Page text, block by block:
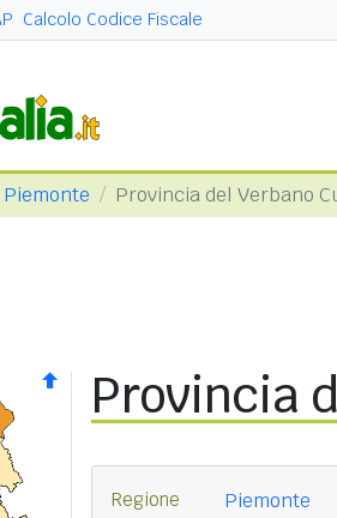
Calcolo Codice Fiscale
Piemonte Provincia del Verbano
Provincia
Regione Piemonte